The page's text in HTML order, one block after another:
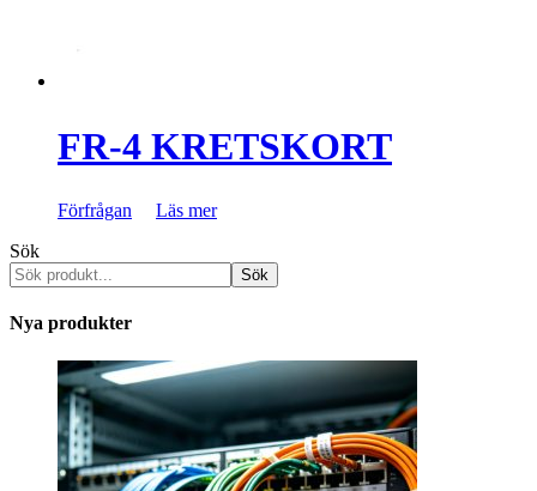
FR-4 KRETSKORT
Förfrågan
Läs mer
Sök
Sök
Nya produkter